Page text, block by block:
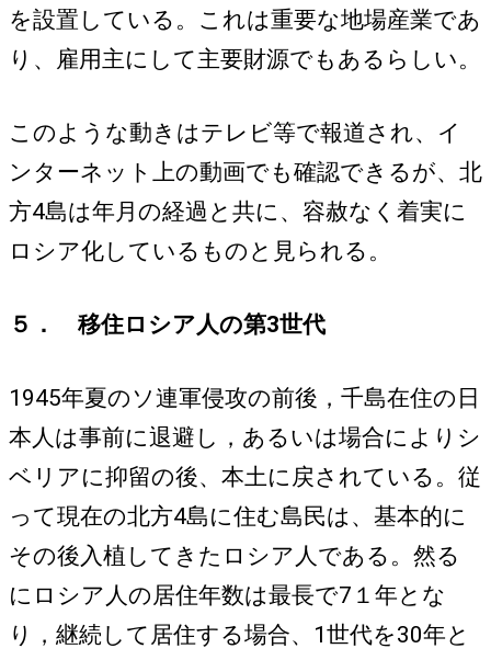
を設置している。これは重要な地場産業であ
り、雇用主にして主要財源でもあるらしい。
このような動きはテレビ等で報道され、イ
ンターネット上の動画でも確認できるが、北
方4島は年月の経過と共に、容赦なく着実に
ロシア化しているものと見られる。
５． 移住ロシア人の第3世代
1945年夏のソ連軍侵攻の前後，千島在住の日
本人は事前に退避し，あるいは場合によりシ
ベリアに抑留の後、本土に戻されている。従
って現在の北方4島に住む島民は、基本的に
その後入植してきたロシア人である。然る
にロシア人の居住年数は最長で7１年とな
り，継続して居住する場合、1世代を30年と